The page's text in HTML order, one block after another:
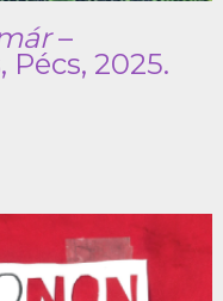
–
2025.